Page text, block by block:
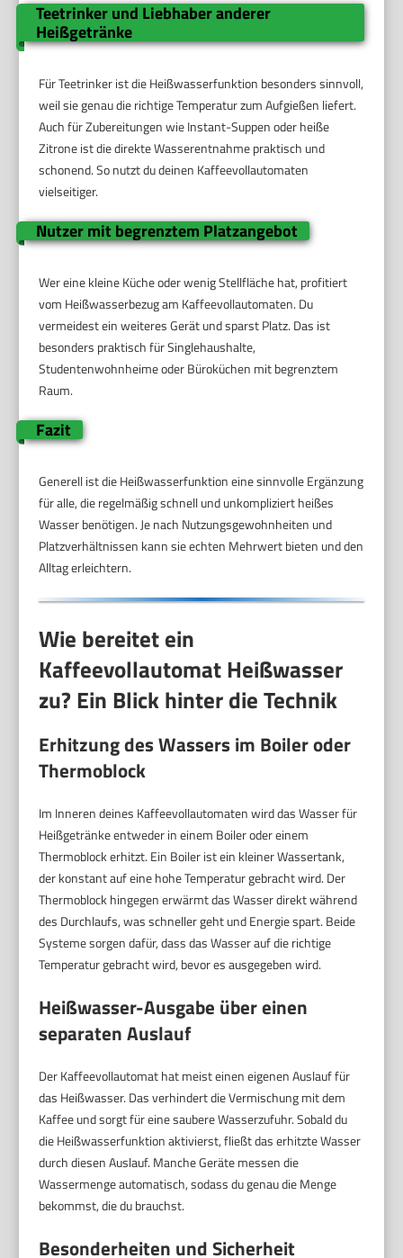
Teetrinker und Liebhaber anderer
Heißgetränke
Für Teetrinker ist die Heißwasserfunktion besonders sinnvoll,
weil sie genau die richtige Temperatur zum Aufgießen liefert.
Auch für Zubereitungen wie Instant-Suppen oder heiße
Zitrone ist die direkte Wasserentnahme praktisch und
schonend. So nutzt du deinen Kaffeevollautomaten
vielseitiger.
Nutzer mit begrenztem Platzangebot
Wer eine kleine Küche oder wenig Stellfläche hat, profitiert
vom Heißwasserbezug am Kaffeevollautomaten. Du
vermeidest ein weiteres Gerät und sparst Platz. Das ist
besonders praktisch für Singlehaushalte,
Studentenwohnheime oder Büroküchen mit begrenztem
Raum.
Fazit
Generell ist die Heißwasserfunktion eine sinnvolle Ergänzung
für alle, die regelmäßig schnell und unkompliziert heißes
Wasser benötigen. Je nach Nutzungsgewohnheiten und
Platzverhältnissen kann sie echten Mehrwert bieten und den
Alltag erleichtern.
Wie bereitet ein
Kaffeevollautomat Heißwasser
zu? Ein Blick hinter die Technik
Erhitzung des Wassers im Boiler oder
Thermoblock
Im Inneren deines Kaffeevollautomaten wird das Wasser für
Heißgetränke entweder in einem Boiler oder einem
Thermoblock erhitzt. Ein Boiler ist ein kleiner Wassertank,
der konstant auf eine hohe Temperatur gebracht wird. Der
Thermoblock hingegen erwärmt das Wasser direkt während
des Durchlaufs, was schneller geht und Energie spart. Beide
Systeme sorgen dafür, dass das Wasser auf die richtige
Temperatur gebracht wird, bevor es ausgegeben wird.
Heißwasser-Ausgabe über einen
separaten Auslauf
Der Kaffeevollautomat hat meist einen eigenen Auslauf für
das Heißwasser. Das verhindert die Vermischung mit dem
Kaffee und sorgt für eine saubere Wasserzufuhr. Sobald du
die Heißwasserfunktion aktivierst, fließt das erhitzte Wasser
durch diesen Auslauf. Manche Geräte messen die
Wassermenge automatisch, sodass du genau die Menge
bekommst, die du brauchst.
Besonderheiten und Sicherheit